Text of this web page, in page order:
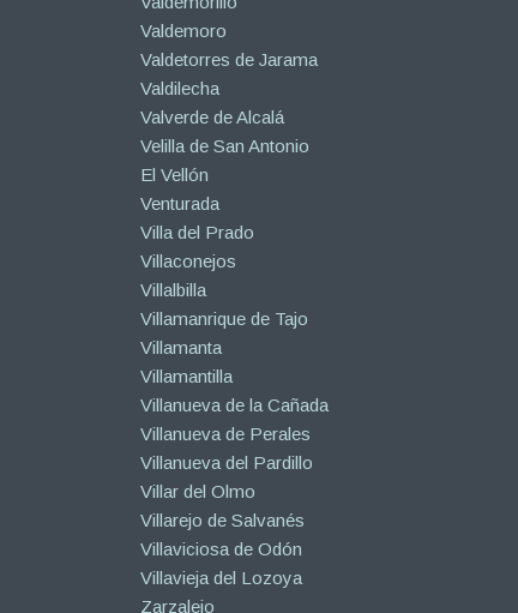
Valdemoro
Valdetorres de Jarama
Valdilecha
Valverde de Alcalá
Velilla de San Antonio
El Vellón
Venturada
Villa del Prado
Villaconejos
Villalbilla
Villamanrique de Tajo
Villamanta
Villamantilla
Villanueva de la Cañada
Villanueva de Perales
Villanueva del Pardillo
Villar del Olmo
Villarejo de Salvanés
Villaviciosa de Odón
Villavieja del Lozoya
Zarzalejo